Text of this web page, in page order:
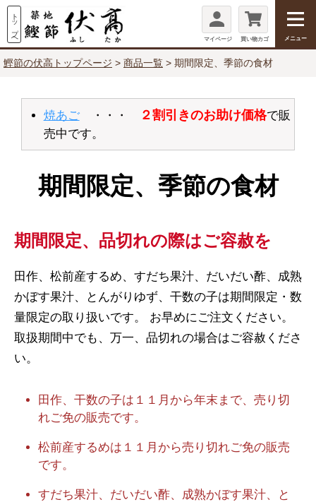
マイページ 買い物カゴ メニュー
焼あご・・・ ２割引きのお助け価格で販
売中です。
鰹節の伏高トップページ 商品一覧 期間限定、季節の食材
期間限定、季節の食材
期間限定、品切れの際はご容赦を
田作、松前産するめ、すだち果汁、だいだい酢、成熟
かぼす果汁、とんがりゆず、干数の子は期間限定・数
量限定の取り扱いです。 お早めにご注文ください。
取扱期間中でも、万一、品切れの場合はご容赦くださ
い。
田作、干数の子は１１月から年末まで、売り切
れご免の販売です。
松前産するめは１１月から売り切れご免の販売
です。
すだち果汁、だいだい酢、成熟かぼす果汁、と